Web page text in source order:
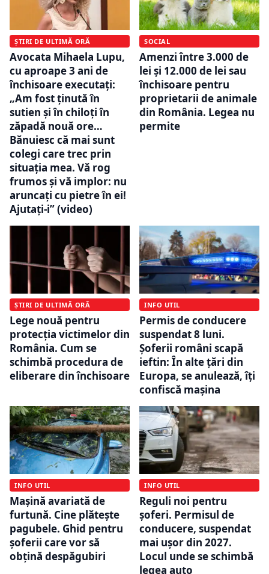
ȘTIRI DE ULTIMĂ ORĂ
Avocata Mihaela Lupu,
cu aproape 3 ani de
închisoare executați:
„Am fost ținută în
sutien și în chiloți în
zăpadă nouă ore…
Bănuiesc că mai sunt
colegi care trec prin
situația mea. Vă rog
frumos și vă implor: nu
aruncați cu pietre în ei!
Ajutați-i” (video)
SOCIAL
Amenzi între 3.000 de
lei și 12.000 de lei sau
închisoare pentru
proprietarii de animale
din România. Legea nu
permite
ȘTIRI DE ULTIMĂ ORĂ
Lege nouă pentru
protecția victimelor din
România. Cum se
schimbă procedura de
eliberare din închisoare
INFO UTIL
Permis de conducere
suspendat 8 luni.
Șoferii români scapă
ieftin: În alte țări din
Europa, se anulează, îți
confiscă mașina
INFO UTIL
Mașină avariată de
furtună. Cine plătește
pagubele. Ghid pentru
șoferii care vor să
obțină despăgubiri
INFO UTIL
Reguli noi pentru
șoferi. Permisul de
conducere, suspendat
mai ușor din 2027.
Locul unde se schimbă
legea auto